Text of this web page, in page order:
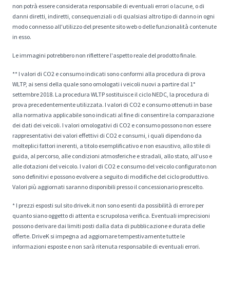
non potrà essere considerata responsabile di eventuali errori o lacune, o di
danni diretti, indiretti, consequenziali o di qualsiasi altro tipo di danno in ogni
modo connesso all'utilizzo del presente sito web o delle funzionalità contenute
in esso.
Le immagini potrebbero non riflettere l'aspetto reale del prodotto finale.
** I valori di CO2 e consumo indicati sono conformi alla procedura di prova
WLTP, ai sensi della quale sono omologati i veicoli nuovi a partire dal 1°
settembre 2018. La procedura WLTP sostituisce il ciclo NEDC, la procedura di
prova precedentemente utilizzata. I valori di CO2 e consumo ottenuti in base
alla normativa applicabile sono indicati al fine di consentire la comparazione
dei dati dei veicoli. I valori omologativi di CO2 e consumo possono non essere
rappresentativi dei valori effettivi di CO2 e consumi, i quali dipendono da
molteplici fattori inerenti, a titolo esemplificativo e non esaustivo, allo stile di
guida, al percorso, alle condizioni atmosferiche e stradali, allo stato, all'uso e
alle dotazioni del veicolo. I valori di CO2 e consumo del veicolo configurato non
sono definitivi e possono evolvere a seguito di modifiche del ciclo produttivo.
Valori più aggiornati saranno disponibili presso il concessionario prescelto.
* I prezzi esposti sul sito drivek.it non sono esenti da possibilità di errore per
quanto siano oggetto di attenta e scrupolosa verifica. Eventuali imprecisioni
possono derivare dai limiti posti dalla data di pubblicazione e durata delle
offerte. DriveK si impegna ad aggiornare tempestivamente tutte le
informazioni esposte e non sarà ritenuta responsabile di eventuali errori.